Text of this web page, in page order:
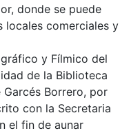
donde se puede
locales comerciales y
y Fílmico del
de la Biblioteca
Borrero, por
con la Secretaria
el fin de aunar